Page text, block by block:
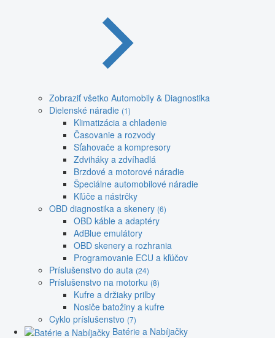
Zobraziť všetko Automobily & Diagnostika
Dielenské náradie (1)
Klimatizácia a chladenie
Časovanie a rozvody
Sťahovače a kompresory
Zdviháky a zdvíhadlá
Brzdové a motorové náradie
Špeciálne automobilové náradie
Kľúče a nástrčky
OBD diagnostika a skenery (6)
OBD káble a adaptéry
AdBlue emulátory
OBD skenery a rozhrania
Programovanie ECU a kľúčov
Príslušenstvo do auta (24)
Príslušenstvo na motorku (8)
Kufre a držiaky prilby
Nosiče batožiny a kufre
Cyklo príslušenstvo (7)
Batérie a Nabíjačky